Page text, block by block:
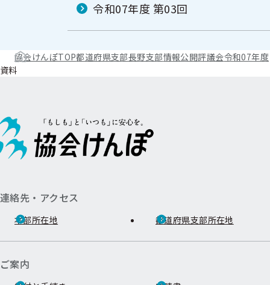
令和07年度 第03回
協会けんぽTOP都道府県支部長野支部情報公開評議会令和07年度
資料
連絡先・アクセス
本部所在地 都道府県支部所在地
ご案内